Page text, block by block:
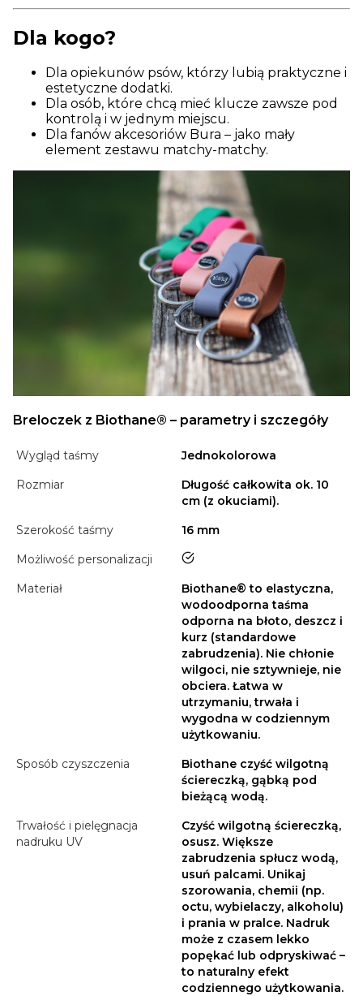
Dla kogo?
Dla opiekunów psów, którzy lubią praktyczne i
estetyczne dodatki.
Dla osób, które chcą mieć klucze zawsze pod
kontrolą i w jednym miejscu.
Dla fanów akcesoriów Bura – jako mały
element zestawu matchy-matchy.
Breloczek z Biothane® – parametry i szczegóły
Wygląd taśmy
Jednokolorowa
Rozmiar
Długość całkowita ok. 10
cm (z okuciami).
Szerokość taśmy
16 mm
Możliwość personalizacji
tak
Materiał
Biothane® to elastyczna,
wodoodporna taśma
odporna na błoto, deszcz i
kurz (standardowe
zabrudzenia). Nie chłonie
wilgoci, nie sztywnieje, nie
obciera. Łatwa w
utrzymaniu, trwała i
wygodna w codziennym
użytkowaniu.
Sposób czyszczenia
Biothane czyść wilgotną
ściereczką, gąbką pod
bieżącą wodą.
Trwałość i pielęgnacja
nadruku UV
Czyść wilgotną ściereczką,
osusz. Większe
zabrudzenia spłucz wodą,
usuń palcami. Unikaj
szorowania, chemii (np.
octu, wybielaczy, alkoholu)
i prania w pralce. Nadruk
może z czasem lekko
popękać lub odpryskiwać –
to naturalny efekt
codziennego użytkowania.